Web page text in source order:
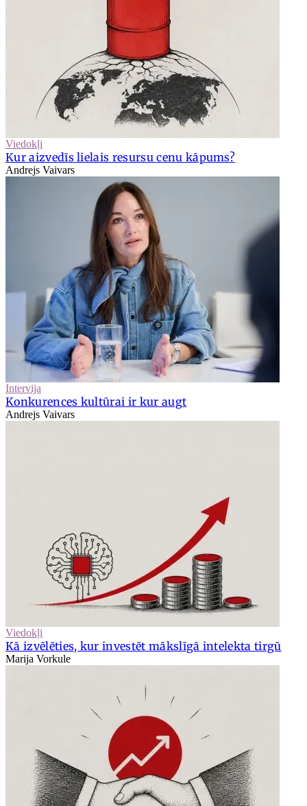
Viedokļi
Kur aizvedīs lielais resursu cenu kāpums?
Andrejs Vaivars
Intervija
Konkurences kultūrai ir kur augt
Andrejs Vaivars
Viedokļi
Kā izvēlēties, kur investēt mākslīgā intelekta tirgū
Marija Vorkule